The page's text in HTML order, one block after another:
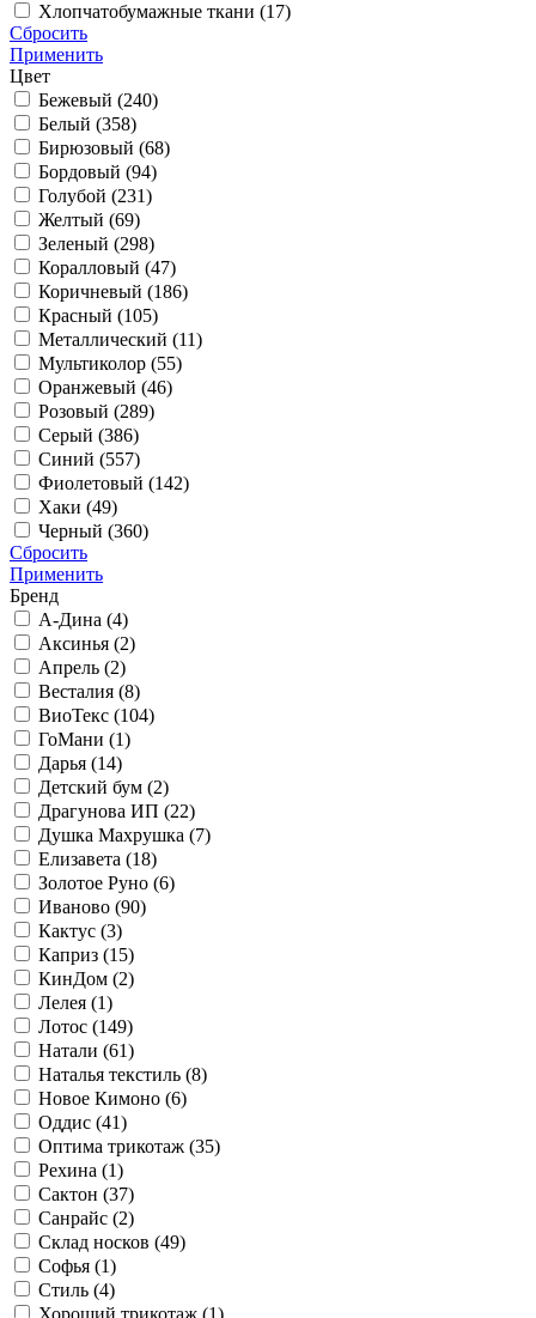
Хлопчатобумажные ткани (17)
Сбросить
Применить
Цвет
Бежевый (240)
Белый (358)
Бирюзовый (68)
Бордовый (94)
Голубой (231)
Желтый (69)
Зеленый (298)
Коралловый (47)
Коричневый (186)
Красный (105)
Металлический (11)
Мультиколор (55)
Оранжевый (46)
Розовый (289)
Серый (386)
Синий (557)
Фиолетовый (142)
Хаки (49)
Черный (360)
Сбросить
Применить
Бренд
А-Дина (4)
Аксинья (2)
Апрель (2)
Весталия (8)
ВиоТекс (104)
ГоМани (1)
Дарья (14)
Детский бум (2)
Драгунова ИП (22)
Душка Махрушка (7)
Елизавета (18)
Золотое Руно (6)
Иваново (90)
Кактус (3)
Каприз (15)
КинДом (2)
Лелея (1)
Лотос (149)
Натали (61)
Наталья текстиль (8)
Новое Кимоно (6)
Оддис (41)
Оптима трикотаж (35)
Рехина (1)
Сактон (37)
Санрайс (2)
Склад носков (49)
Софья (1)
Стиль (4)